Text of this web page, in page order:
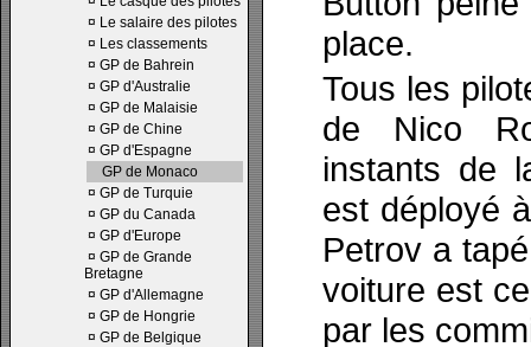
¤ Le salaire des pilotes
¤ Les classements
¤ GP de Bahrein
¤ GP d'Australie
¤ GP de Malaisie
¤ GP de Chine
¤ GP d'Espagne
GP de Monaco
¤ GP de Turquie
¤ GP du Canada
¤ GP d'Europe
¤ GP de Grande
Bretagne
¤ GP d'Allemagne
¤ GP de Hongrie
¤ GP de Belgique
place.
Tous les
de Nico
instants de
est déployé
Petrov a
voiture est
par les